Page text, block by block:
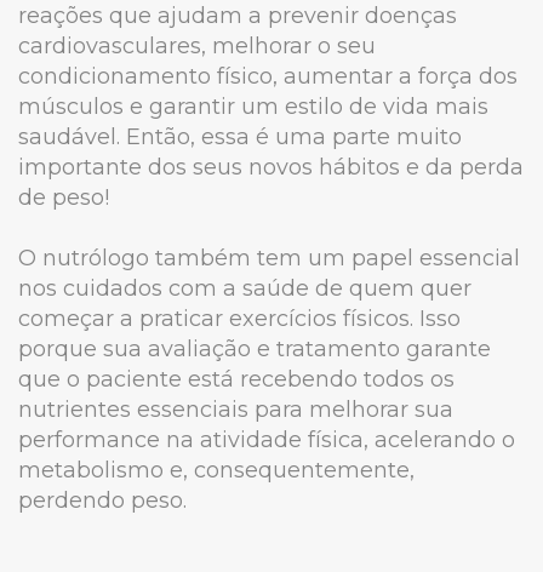
reações que ajudam a prevenir doenças
cardiovasculares, melhorar o seu
condicionamento físico, aumentar a força dos
músculos e garantir um estilo de vida mais
saudável. Então, essa é uma parte muito
importante dos seus novos hábitos e da perda
de peso!
O nutrólogo também tem um papel essencial
nos cuidados com a saúde de quem quer
começar a praticar exercícios físicos. Isso
porque sua avaliação e tratamento garante
que o paciente está recebendo todos os
nutrientes essenciais para melhorar sua
performance na atividade física, acelerando o
metabolismo e, consequentemente,
perdendo peso.